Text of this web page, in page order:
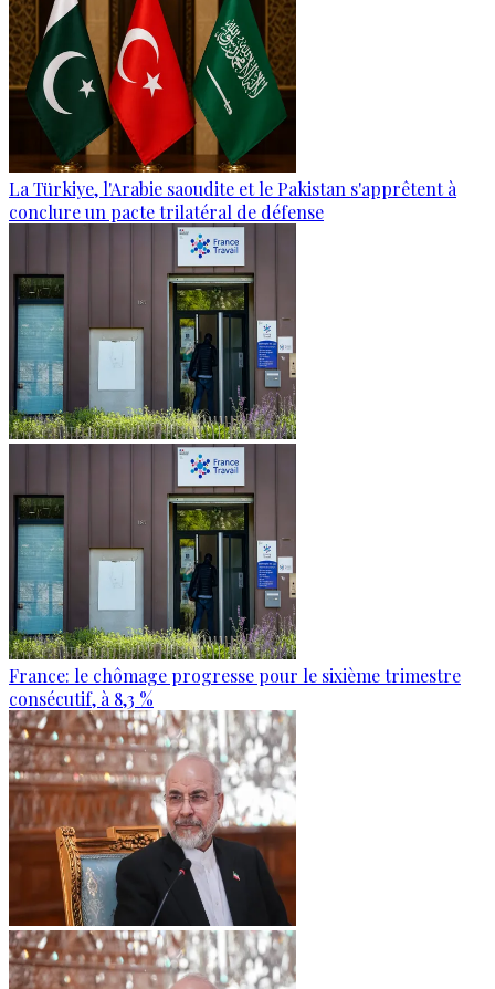
La Türkiye, l'Arabie saoudite et le Pakistan s'apprêtent à
conclure un pacte trilatéral de défense
France: le chômage progresse pour le sixième trimestre
consécutif, à 8,3 %